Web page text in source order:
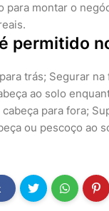
para montar o
permitido
trás; Segurar na
ao solo
para fora;
ou pescoço ao